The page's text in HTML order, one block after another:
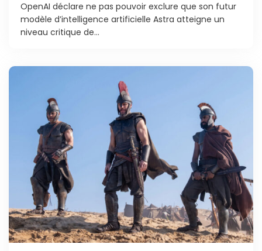
OpenAI déclare ne pas pouvoir exclure que son futur
modèle d’intelligence artificielle Astra atteigne un
niveau critique de...